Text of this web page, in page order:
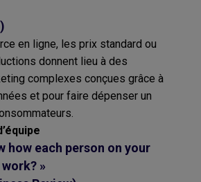
en ligne, les prix standard ou
donnent lieu à des
complexes conçues grâce à
et pour faire dépenser un
how each person on your
»